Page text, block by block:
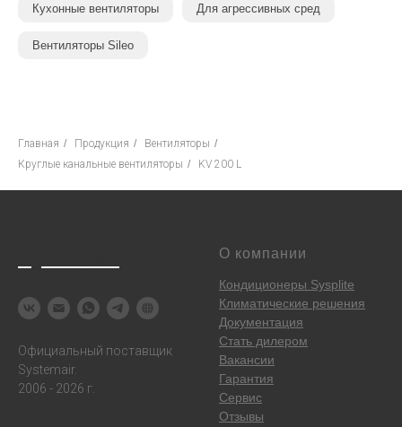
Кухонные вентиляторы Для агрессивных сред
Вентиляторы Sileo
Главная / Продукция / Вентиляторы /
Круглые канальные вентиляторы / KV 200 L
Официальный поставщик
Systemair.
2006 - 2026 г.
О компании
Кондиционеры Sysplite
Климатические решения
Документация
Стать дилером
Вакансии
Гарантия
Сервис
Отзывы